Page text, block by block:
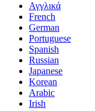
Αγγλικά
French
German
Portuguese
Spanish
Russian
Japanese
Korean
Arabic
Irish